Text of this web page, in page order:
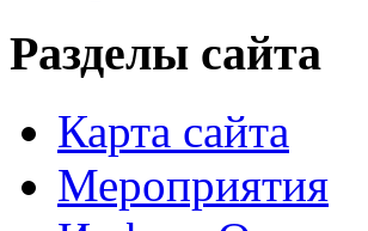
Разделы сайта
Карта сайта
Мероприятия